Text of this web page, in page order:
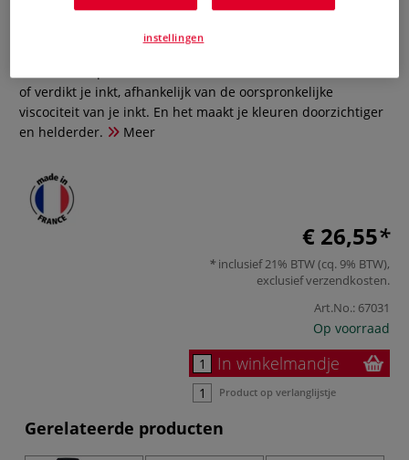
of verdikt je inkt, afhankelijk van de oorspronkelijke
viscociteit van je inkt. En het maakt je kleuren doorzichtiger
en helderder.
Meer
€ 26,55
inclusief 21% BTW (cq. 9% BTW),
exclusiefverzendkosten.
Art.No.: 67031
Op voorraad
In winkelmandje
Product op verlanglijstje
Gerelateerde producten
instellingen